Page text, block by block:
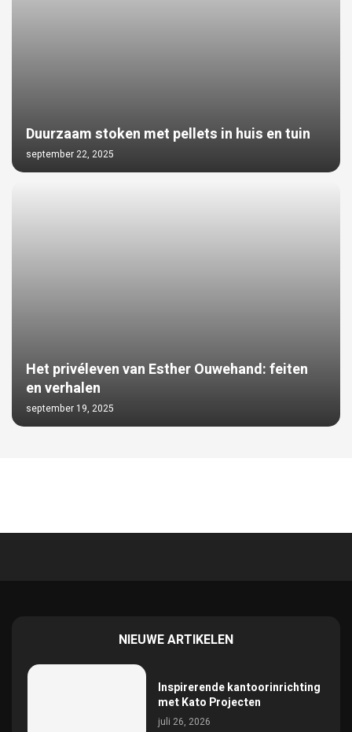
Duurzaam stoken met pellets in huis en tuin
september 22, 2025
Het privéleven van Esther Ouwehand: feiten
en verhalen
september 19, 2025
NIEUWE ARTIKELEN
Inspirerende kantoorinrichting
met Kato Projecten
juli 26, 2026